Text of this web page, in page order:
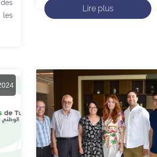
Lire plus